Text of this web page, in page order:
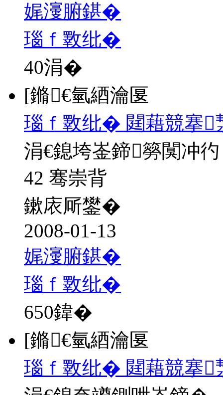
娓濅腑鍖�
瑙ｆ斁纰�
40涓�
[鏅€氫綇瀹匽
瑙ｆ斁纰� 閮藉競搴
涓€鎴垮崟鍗簩闃冲彴
42 骞崇背
鏉庡厛鐢�
2008-01-13
娓濅腑鍖�
瑙ｆ斁纰�
650鍏�
[鏅€氫綇瀹匽
瑙ｆ斁纰� 閮藉競搴